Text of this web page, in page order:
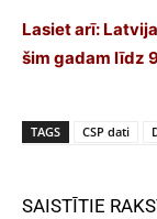
Lasiet arī:
šim gadam līdz
TAGS CSP dati
SAISTĪTIE